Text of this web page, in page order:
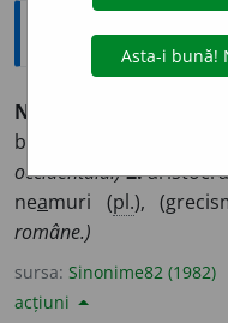
Sinonime
NOBIL
blagorodnic
occidentală.)2.
neamuri (pl.),
române.)
sursa: Sinonime82 (1982)
acțiuni